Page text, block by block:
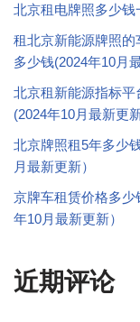
北京租电牌照多少
租北京新能源牌照
多少钱(2024年10月
北京租新能源指标
(2024年10月最新更新
北京牌照租5年多少
月最新更新）
京牌车租赁价格多
年10月最新更新）
近期评论